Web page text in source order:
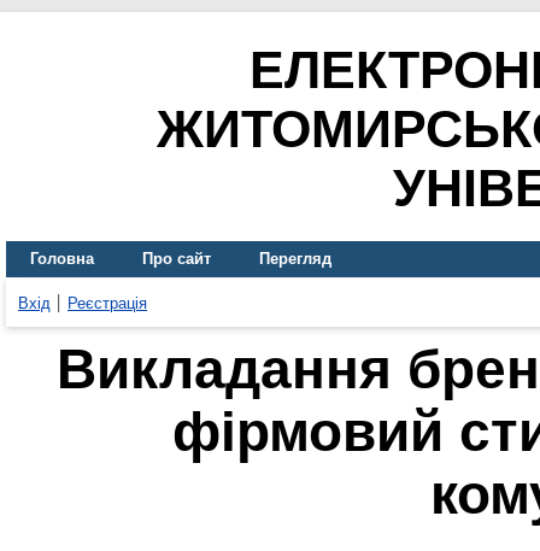
Головна Про сайт Перегляд
Вхід Реєстрація
Викладання
фірмовий